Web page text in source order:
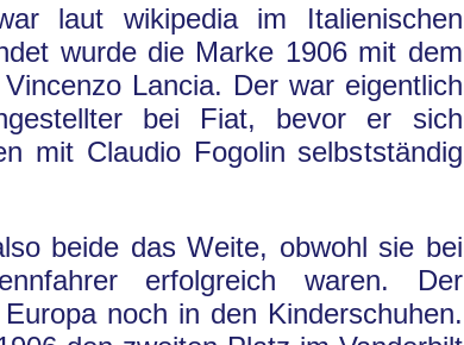
laut wikipedia im Italienischen
wurde die Marke 1906 mit dem
Lancia. Der war eigentlich
bei Fiat, bevor er sich
mit Claudio Fogolin selbstständig
beide das Weite, obwohl sie bei
erfolgreich waren. Der
noch in den Kinderschuhen.